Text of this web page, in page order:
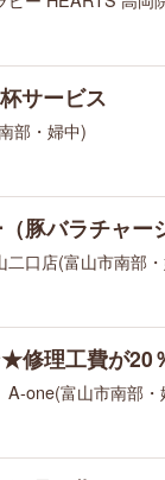
サービス
部・婦中)
豚バラチャー
口店(富山市南部
修理工費が20
one(富山市南部・